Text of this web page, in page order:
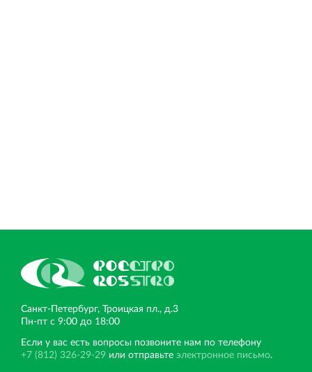
Санкт‐Петербург, Троицкая пл., д.3
Пн‐пт с 9:00 до 18:00
Если у вас есть вопросы позвоните нам по телефону
+7 (812) 326-29-29 или отправьте электронное письмо.